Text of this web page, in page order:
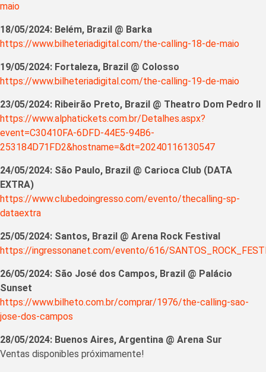
maio
18/05/2024: Belém, Brazil @ Barka
https://www.bilheteriadigital.com/the-calling-18-de-maio
19/05/2024: Fortaleza, Brazil @ Colosso
https://www.bilheteriadigital.com/the-calling-19-de-maio
23/05/2024: Ribeirão Preto, Brazil @ Theatro Dom Pedro II
https://www.alphatickets.com.br/Detalhes.aspx?
event=C30410FA-6DFD-44E5-94B6-
253184D71FD2&hostname=&dt=20240116130547
24/05/2024: São Paulo, Brazil @ Carioca Club (DATA
EXTRA)
https://www.clubedoingresso.com/evento/thecalling-sp-
dataextra
25/05/2024: Santos, Brazil @ Arena Rock Festival
https://ingressonanet.com/evento/616/
26/05/2024: São José dos Campos, Brazil @ Palácio
Sunset
https://www.bilheto.com.br/comprar/1976/the-calling-sao-
jose-dos-campos
28/05/2024: Buenos Aires, Argentina @ Arena Sur
Ventas disponibles próximamente!